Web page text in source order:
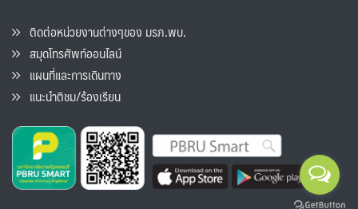
ติดต่อหน่วยงานต่างๆของ มรภ.พบ.
สมุดโทรศัพท์ออนไลน์
แผนที่และการเดินทาง
แนะนำติชม/ร้องเรียน